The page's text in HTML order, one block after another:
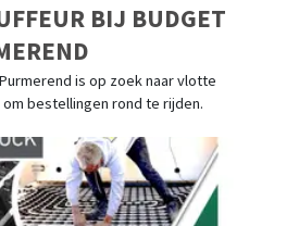
BIJ BUDGET
is op zoek naar vlotte
bestellingen rond te rijden.